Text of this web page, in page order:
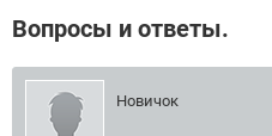
Вопросы и ответы.
Новичок